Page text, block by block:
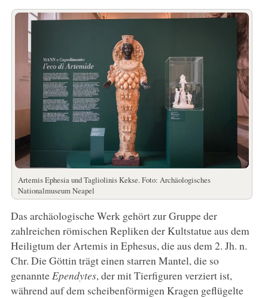
Artemis Ephesia und Tagliolinis Kekse. Foto: Archäologisches
Nationalmuseum Neapel
Das archäologische Werk gehört zur Gruppe der
zahlreichen römischen Repliken der Kultstatue aus dem
Heiligtum der Artemis in Ephesus, die aus dem 2. Jh. n.
Chr. Die Göttin trägt einen starren Mantel, die so
genannte Ependytes, der mit Tierfiguren verziert ist,
während auf dem scheibenförmigen Kragen geflügelte